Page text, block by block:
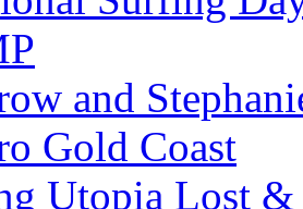
and
Gold Coast
Utopia Lost &